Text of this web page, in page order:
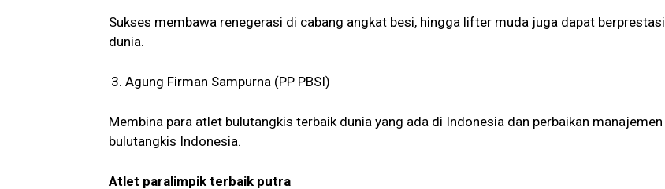
Sukses membawa renegerasi di cabang angkat besi, hingga lifter muda juga dapat berprestasi
dunia.
Agung Firman Sampurna (PP PBSI)
Membina para atlet bulutangkis terbaik dunia yang ada di Indonesia dan perbaikan manajemen
bulutangkis Indonesia.
Atlet paralimpik terbaik putra